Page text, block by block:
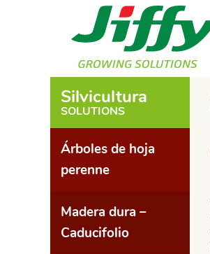
Silvicultura
SOLUTIONS
Árboles de hoja
perenne
Madera dura –
Caducifolio